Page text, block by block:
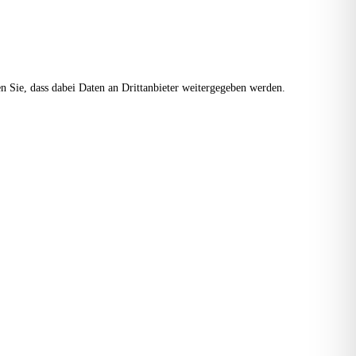
dass dabei Daten an Drittanbieter weitergegeben werden.